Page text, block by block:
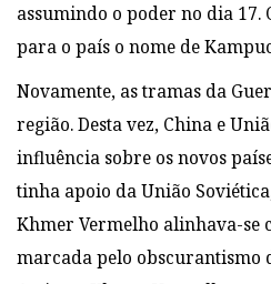
assumindo o poder no dia 17.
para o país o nome de
Novamente, as tramas da
região. Desta vez, China e
influência sobre os novos
tinha apoio da União
Khmer Vermelho alinhava-se
marcada pelo obscurantismo